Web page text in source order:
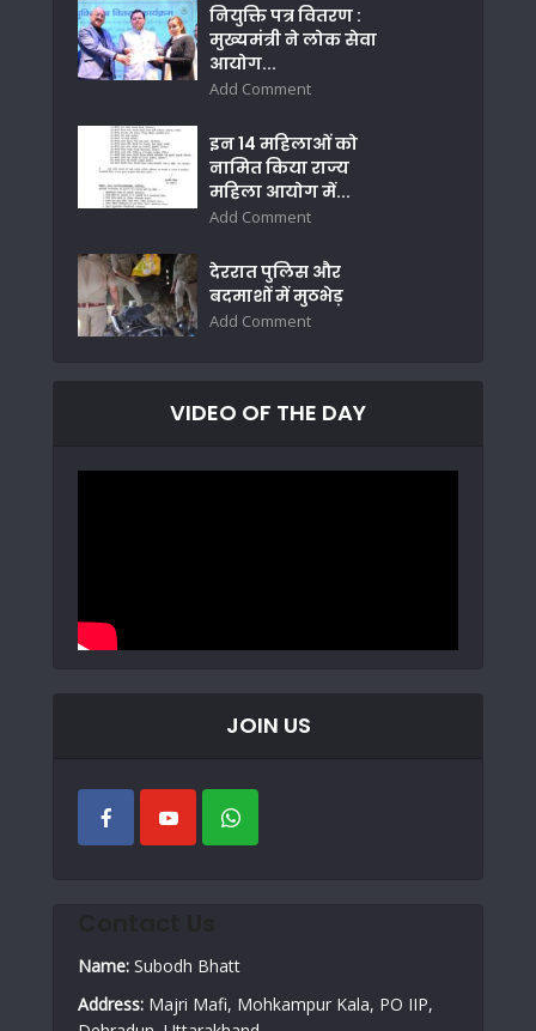
नियुक्ति पत्र वितरण :
मुख्यमंत्री ने लोक सेवा
आयोग...
Add Comment
इन 14 महिलाओं को
नामित किया राज्य
महिला आयोग में...
Add Comment
देररात पुलिस और
बदमाशों में मुठभेड़
Add Comment
VIDEO OF THE DAY
JOIN US
Name: Subodh Bhatt
Address: Majri Mafi, Mohkampur Kala, PO IIP,